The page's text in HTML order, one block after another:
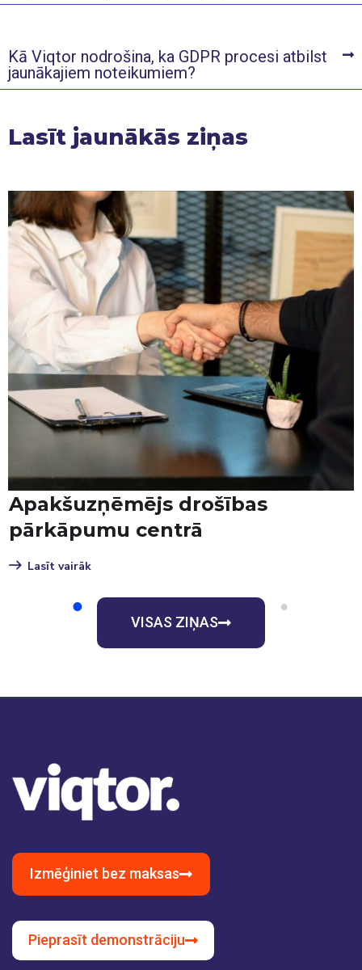
Kā Viqtor nodrošina, ka GDPR procesi atbilst
jaunākajiem noteikumiem?
Lasīt jaunākās ziņas
Apakšuzņēmējs drošības
pārkāpumu centrā
Lasīt vairāk
1 8 9
VISAS ZIŅAS
Izmēģiniet bez maksas
Pieprasīt demonstrāciju